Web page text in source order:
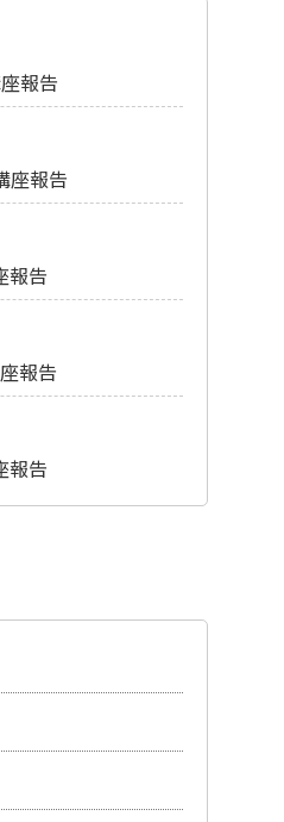
報告
座報告
報告
報告
報告